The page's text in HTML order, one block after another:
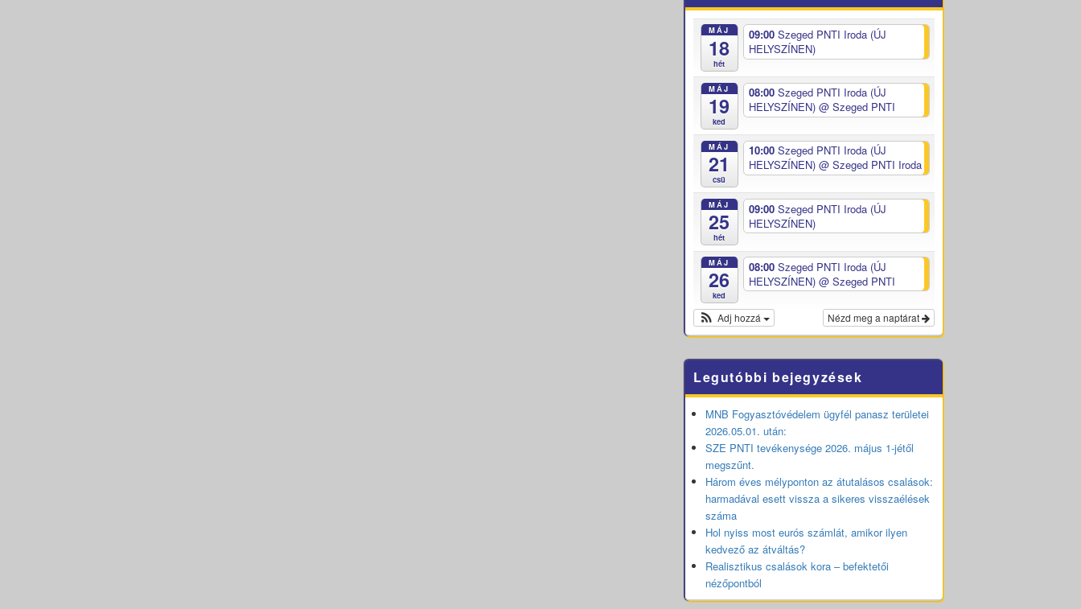
MÁJ
18
hét
09:00 Szeged PNTI Iroda (ÚJ
HELYSZÍNEN)
MÁJ
19
ked
08:00 Szeged PNTI Iroda (ÚJ
HELYSZÍNEN) @ Szeged PNTI
MÁJ
21
csü
10:00 Szeged PNTI Iroda (ÚJ
HELYSZÍNEN) @ Szeged PNTI Iroda
MÁJ
25
hét
09:00 Szeged PNTI Iroda (ÚJ
HELYSZÍNEN)
MÁJ
26
ked
08:00 Szeged PNTI Iroda (ÚJ
HELYSZÍNEN) @ Szeged PNTI
Nézd meg a naptárat
Adj hozzá
Legutóbbi bejegyzések
MNB Fogyasztóvédelem ügyfél panasz területei
2026.05.01. után:
SZE PNTI tevékenysége 2026. május 1-jétől
megszűnt.
Három éves mélyponton az átutalásos csalások:
harmadával esett vissza a sikeres visszaélések
száma
Hol nyiss most eurós számlát, amikor ilyen
kedvező az átváltás?
Realisztikus csalások kora – befektetői
nézőpontból